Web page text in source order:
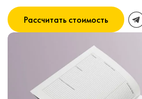
Рассчитать стоимость